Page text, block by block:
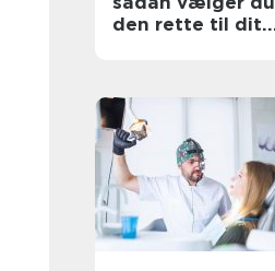
den rette til dit